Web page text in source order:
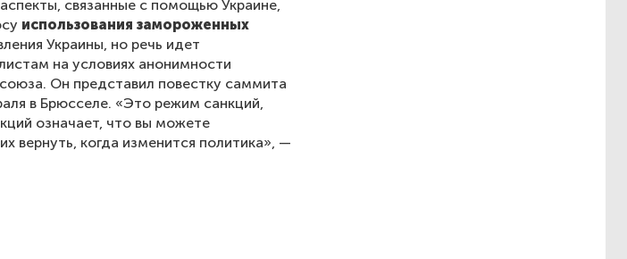
связанные с помощью Украине,
использования замороженных
Украины, но речь идет
на условиях анонимности
Он представил повестку саммита
в Брюсселе. «Это режим санкций,
означает, что вы можете
вернуть, когда изменится политика», —